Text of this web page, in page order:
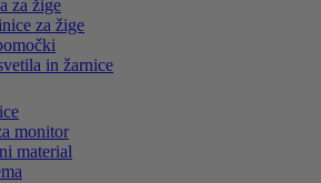
za žige
za žige
in žarnice
monitor
material